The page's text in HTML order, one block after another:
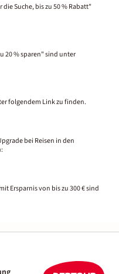
die Suche, bis zu 50 % Rabatt"
20 % sparen" sind unter
folgendem Link zu finden.
bei Reisen in den
Ersparnis von bis zu 300 € sind